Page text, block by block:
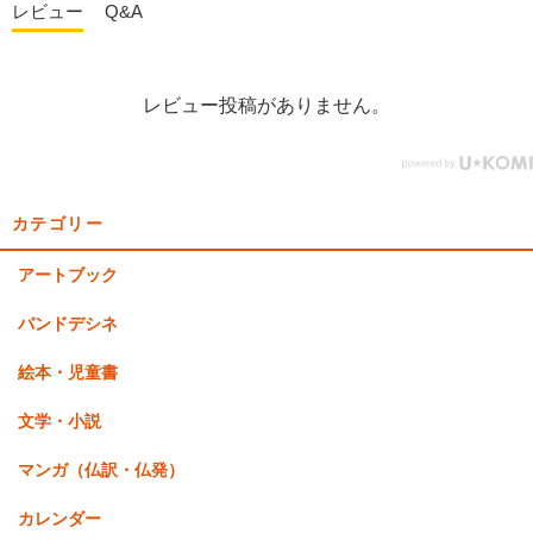
レビュー Q&A
レビュー投稿がありません。
カテゴリー
アートブック
バンドデシネ
絵本・児童書
文学・小説
マンガ（仏訳・仏発）
カレンダー